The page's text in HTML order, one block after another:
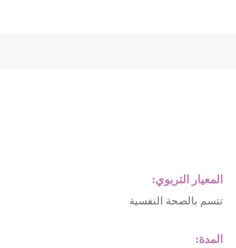
المعيار التربوي:
تتسم بالصحة النفسية
المدة: